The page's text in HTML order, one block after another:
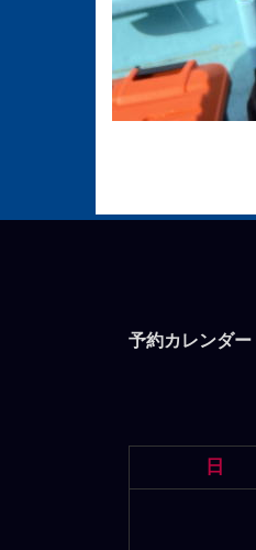
予約カレンダー
日